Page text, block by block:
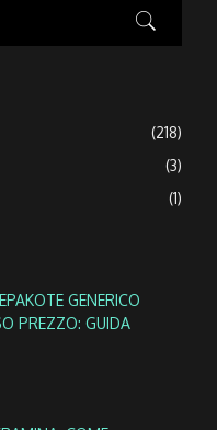
(218)
(3)
(1)
GENERICO
PREZZO: GUIDA